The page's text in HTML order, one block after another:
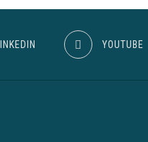
LINKEDIN YOUTUBE